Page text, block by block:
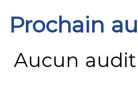
Prochain
Aucun